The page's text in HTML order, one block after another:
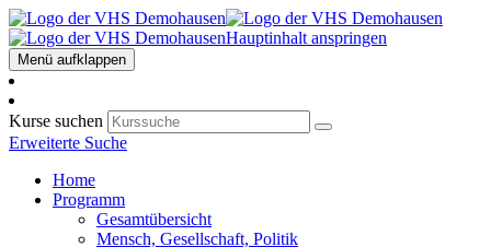
Hauptinhalt anspringen
Menü aufklappen
Kurse suchen
Erweiterte Suche
Home
Programm
Gesamtübersicht
Mensch, Gesellschaft, Politik